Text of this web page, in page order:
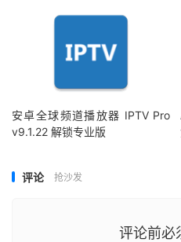
安卓全球频道播放器 IPTV Pro
v9.1.22 解锁专业版
评论 抢沙发
评论前必